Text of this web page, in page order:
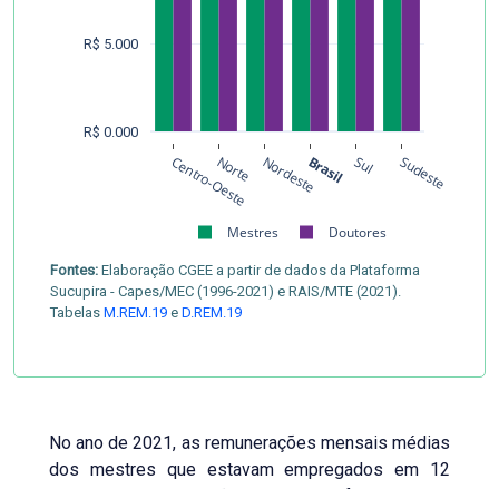
Centro-Oeste
Norte NordesteBrasil Sul Sudeste
R$ 0.000
R$ 5.000
Mestres Doutores
Fontes: Elaboração CGEE a partir de dados da Plataforma
Sucupira - Capes/MEC (1996-2021) e RAIS/MTE (2021).
Tabelas M.REM.19 e D.REM.19
No ano de 2021, as remunerações mensais médias
dos mestres que estavam empregados em 12